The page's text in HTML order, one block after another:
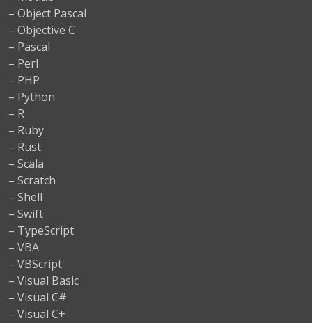
– Object Pascal
– Objective C
– Pascal
– Perl
– PHP
– Python
– R
– Ruby
– Rust
– Scala
– Scratch
– Shell
– Swift
– TypeScript
– VBA
– VBScript
– Visual Basic
– Visual C#
– Visual C+